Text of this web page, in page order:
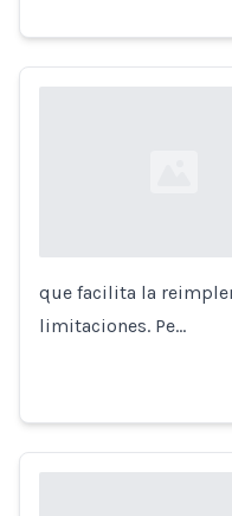
Loading...
que facilita la
limitaciones. Pe…